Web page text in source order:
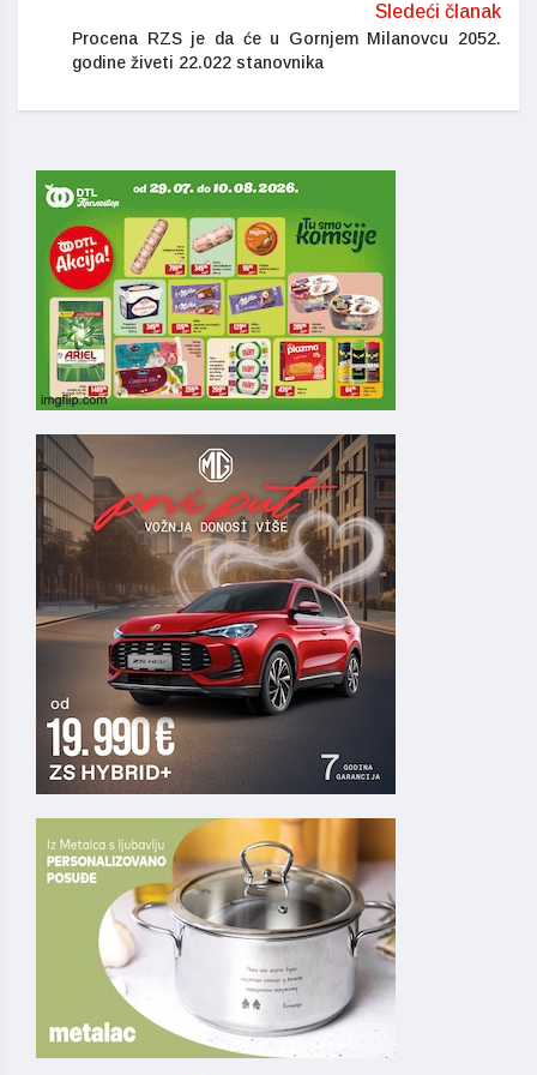
Sledeći članak
Procena RZS je da će u Gornjem Milanovcu 2052.
godine živeti 22.022 stanovnika